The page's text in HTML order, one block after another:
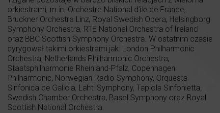
orkiestrami, m.in. Orchestre National d’ile de France,
Bruckner Orchestra Linz, Royal Swedish Opera, Helsingborg
Symphony Orchestra, RTE National Orchestra of Ireland
oraz BBC Scottish Symphony Orchestra. W ostatnim czasie
dyrygował takimi orkiestrami jak: London Philharmonic
Orchestra, Netherlands Philharmonic Orchestra,
Staatsphilharmonie Rheinland-Pfalz, Copenhagen
Philharmonic, Norwegian Radio Symphony, Orquesta
Sinfonica de Galicia, Lahti Symphony, Tapiola Sinfonietta,
Swedish Chamber Orchestra, Basel Symphony oraz Royal
Scottish National Orchestra.